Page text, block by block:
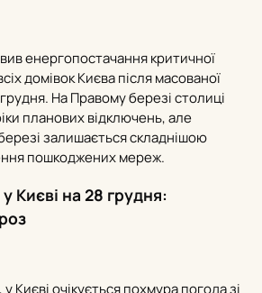
енергопостачання критичної
домівок Києва після масованої
На Правому березі столиці
планових відключень, але
залишається складнішою
пошкоджених мереж.
Києві на 28 грудня:
Києві очікується похмура погода зі